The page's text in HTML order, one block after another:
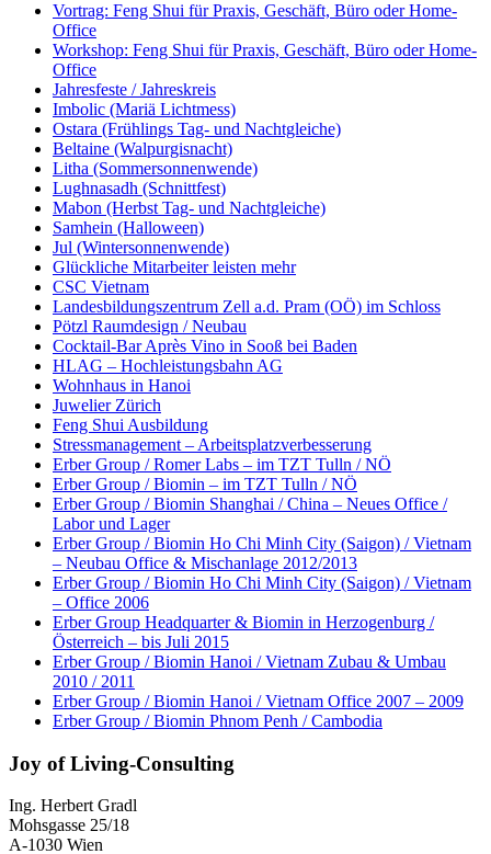
Vortrag: Feng Shui für Praxis, Geschäft, Büro oder Home-
Office
Workshop: Feng Shui für Praxis, Geschäft, Büro oder Home-
Office
Jahresfeste / Jahreskreis
Imbolic (Mariä Lichtmess)
Ostara (Frühlings Tag- und Nachtgleiche)
Beltaine (Walpurgisnacht)
Litha (Sommersonnenwende)
Lughnasadh (Schnittfest)
Mabon (Herbst Tag- und Nachtgleiche)
Samhein (Halloween)
Jul (Wintersonnenwende)
Glückliche Mitarbeiter leisten mehr
CSC Vietnam
Landesbildungszentrum Zell a.d. Pram (OÖ) im Schloss
Pötzl Raumdesign / Neubau
Cocktail-Bar Après Vino in Sooß bei Baden
HLAG – Hochleistungsbahn AG
Wohnhaus in Hanoi
Juwelier Zürich
Feng Shui Ausbildung
Stressmanagement – Arbeitsplatzverbesserung
Erber Group / Romer Labs – im TZT Tulln / NÖ
Erber Group / Biomin – im TZT Tulln / NÖ
Erber Group / Biomin Shanghai / China – Neues Office /
Labor und Lager
Erber Group / Biomin Ho Chi Minh City (Saigon) / Vietnam
– Neubau Office & Mischanlage 2012/2013
Erber Group / Biomin Ho Chi Minh City (Saigon) / Vietnam
– Office 2006
Erber Group Headquarter & Biomin in Herzogenburg /
Österreich – bis Juli 2015
Erber Group / Biomin Hanoi / Vietnam Zubau & Umbau
2010 / 2011
Erber Group / Biomin Hanoi / Vietnam Office 2007 – 2009
Erber Group / Biomin Phnom Penh / Cambodia
Joy of Living-Consulting
Ing. Herbert Gradl
Mohsgasse 25/18
A-1030 Wien